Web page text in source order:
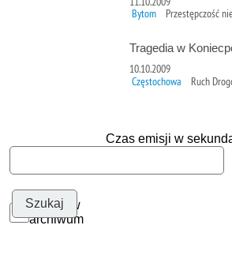
Bytom Przestępczość
Tragedia w
10.10.2009
Częstochowa Ruch
Czas emisji w
Szukaj w
archiwum